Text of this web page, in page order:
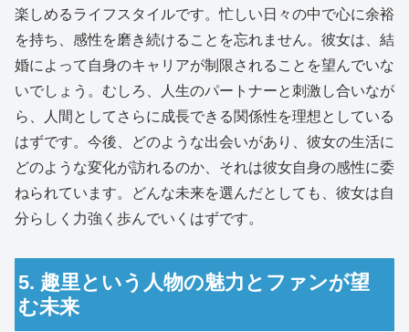
楽しめるライフスタイルです。忙しい日々の中で心に余裕
を持ち、感性を磨き続けることを忘れません。彼女は、結
婚によって自身のキャリアが制限されることを望んでいな
いでしょう。むしろ、人生のパートナーと刺激し合いなが
ら、人間としてさらに成長できる関係性を理想としている
はずです。今後、どのような出会いがあり、彼女の生活に
どのような変化が訪れるのか、それは彼女自身の感性に委
ねられています。どんな未来を選んだとしても、彼女は自
分らしく力強く歩んでいくはずです。
5. 趣里という人物の魅力とファンが望
む未来